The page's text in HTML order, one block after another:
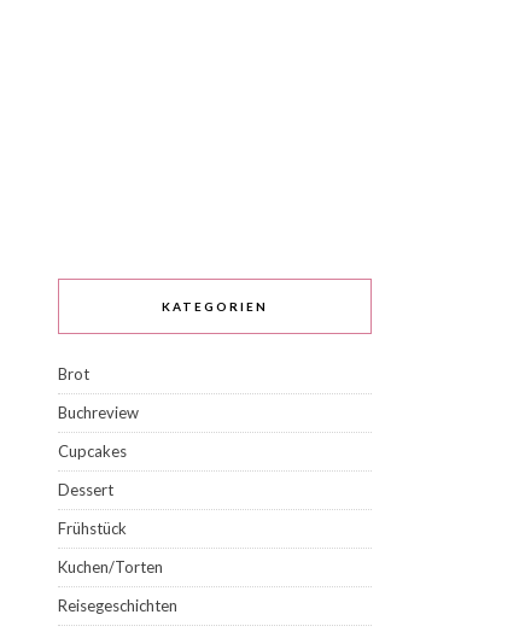
KATEGORIEN
Brot
Buchreview
Cupcakes
Dessert
Frühstück
Kuchen/Torten
Reisegeschichten